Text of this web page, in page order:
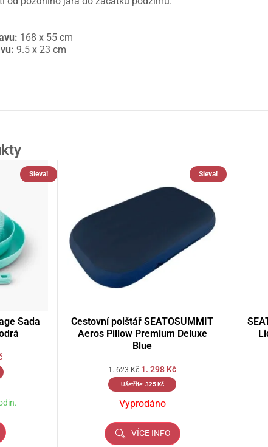
168 x 55 cm
9.5 x 23 cm
Sleva!
Sada
Sleva!
Cestovní polštář SEATOSUMMIT
Aeros Pillow Premium Deluxe
Blue
1. 623Kč 1. 298 Kč
Ušetříte: 325Kč
Vyprodáno
VÍCE INFO